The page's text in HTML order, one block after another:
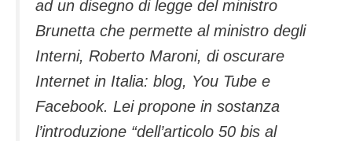
ad un disegno di legge del ministro
Brunetta che permette al ministro degli
Interni, Roberto Maroni, di oscurare
Internet in Italia: blog, You Tube e
Facebook. Lei propone in sostanza
l’introduzione “dell’articolo 50 bis al